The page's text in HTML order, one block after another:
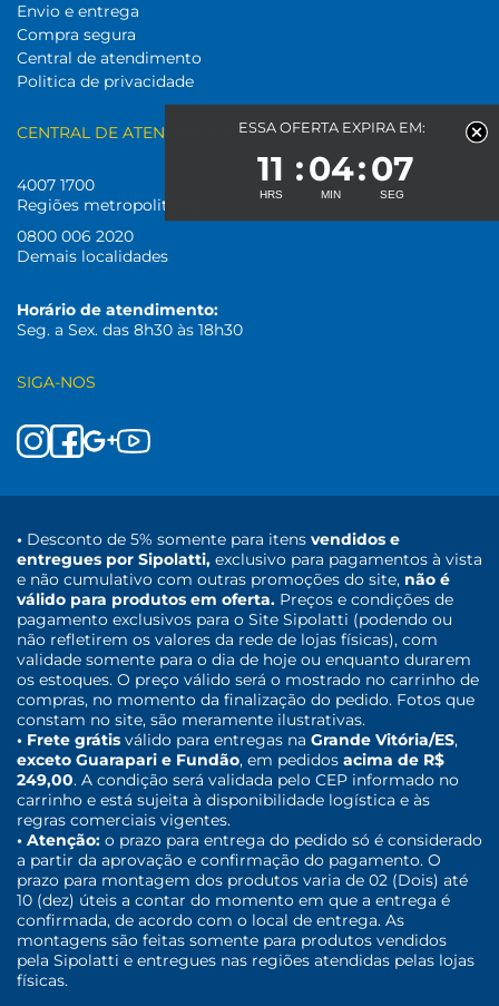
Envio e entrega
Compra segura
Central de atendimento
Politica de privacidade
CENTRAL DE ATENDIMENTO
4007 1700
Regiões metropolitanas
0800 006 2020
Demais localidades
Horário de atendimento:
Seg. a Sex. das 8h30 às 18h30
SIGA-NOS
• Desconto de 5% somente para itens vendidos e
entregues por Sipolatti, exclusivo para pagamentos à vista
e não cumulativo com outras promoções do site, não é
válido para produtos em oferta. Preços e condições de
pagamento exclusivos para o Site Sipolatti (podendo ou
não refletirem os valores da rede de lojas físicas), com
validade somente para o dia de hoje ou enquanto durarem
os estoques. O preço válido será o mostrado no carrinho de
compras, no momento da finalização do pedido. Fotos que
constam no site, são meramente ilustrativas.
• Frete grátis válido para entregas na Grande Vitória/ES,
exceto Guarapari e Fundão, em pedidos acima de R$
249,00. A condição será validada pelo CEP informado no
carrinho e está sujeita à disponibilidade logística e às
regras comerciais vigentes.
• Atenção: o prazo para entrega do pedido só é considerado
a partir da aprovação e confirmação do pagamento. O
prazo para montagem dos produtos varia de 02 (Dois) até
10 (dez) úteis a contar do momento em que a entrega é
confirmada, de acordo com o local de entrega. As
montagens são feitas somente para produtos vendidos
pela Sipolatti e entregues nas regiões atendidas pelas lojas
físicas.
ESSA OFERTA EXPIRA EM:
11 04 07